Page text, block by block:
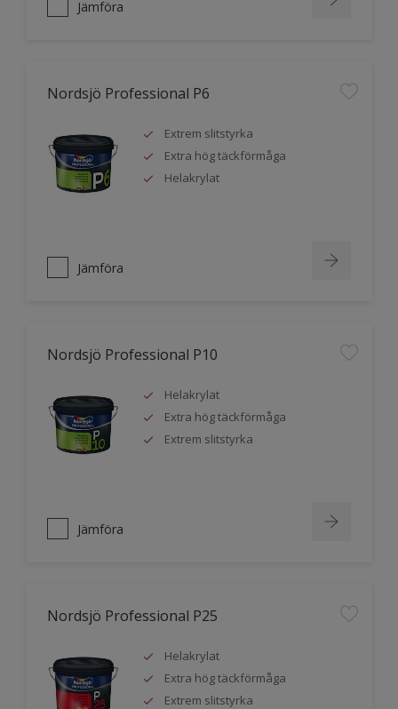
Jämföra
Nordsjö Professional P6
Extrem slitstyrka
Extra hög täckförmåga
Helakrylat
Jämföra
Nordsjö Professional P10
Helakrylat
Extra hög täckförmåga
Extrem slitstyrka
Jämföra
Nordsjö Professional P25
Helakrylat
Extra hög täckförmåga
Extrem slitstyrka